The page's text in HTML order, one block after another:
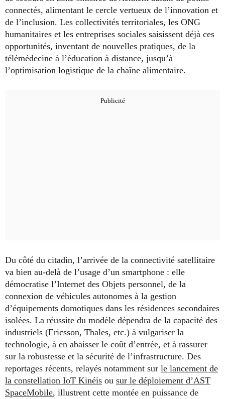
connectés, alimentant le cercle vertueux de l’innovation et
de l’inclusion. Les collectivités territoriales, les ONG
humanitaires et les entreprises sociales saisissent déjà ces
opportunités, inventant de nouvelles pratiques, de la
télémédecine à l’éducation à distance, jusqu’à
l’optimisation logistique de la chaîne alimentaire.
Du côté du citadin, l’arrivée de la connectivité satellitaire
va bien au-delà de l’usage d’un smartphone : elle
démocratise l’Internet des Objets personnel, de la
connexion de véhicules autonomes à la gestion
d’équipements domotiques dans les résidences secondaires
isolées. La réussite du modèle dépendra de la capacité des
industriels (Ericsson, Thales, etc.) à vulgariser la
technologie, à en abaisser le coût d’entrée, et à rassurer
sur la robustesse et la sécurité de l’infrastructure. Des
reportages récents, relayés notamment sur le lancement de
la constellation IoT Kinéis ou sur le déploiement d’AST
SpaceMobile, illustrent cette montée en puissance de